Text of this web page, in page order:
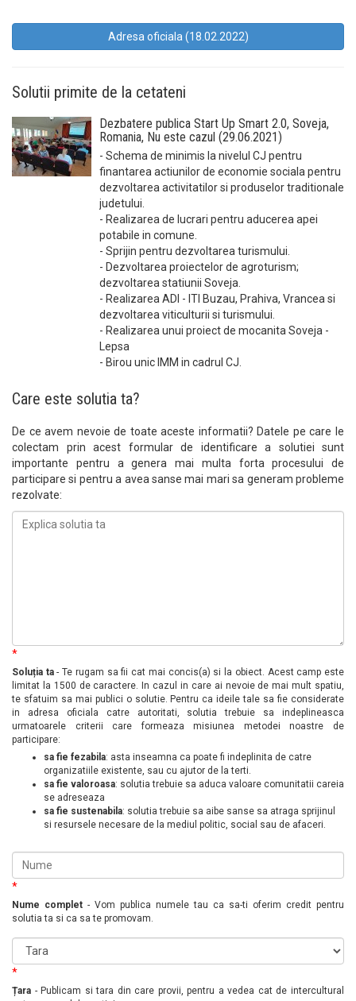
Adresa oficiala (18.02.2022)
Solutii primite de la cetateni
Dezbatere publica Start Up Smart 2.0, Soveja,
Romania, Nu este cazul (29.06.2021)
- Schema de minimis la nivelul CJ pentru
finantarea actiunilor de economie sociala pentru
dezvoltarea activitatilor si produselor traditionale
judetului.
- Realizarea de lucrari pentru aducerea apei
potabile in comune.
- Sprijin pentru dezvoltarea turismului.
- Dezvoltarea proiectelor de agroturism;
dezvoltarea statiunii Soveja.
- Realizarea ADI - ITI Buzau, Prahiva, Vrancea si
dezvoltarea viticulturii si turismului.
- Realizarea unui proiect de mocanita Soveja -
Lepsa
- Birou unic IMM in cadrul CJ.
Care este solutia ta?
De ce avem nevoie de toate aceste informatii? Datele pe care le
colectam prin acest formular de identificare a solutiei sunt
importante pentru a genera mai multa forta procesului de
participare si pentru a avea sanse mai mari sa generam probleme
rezolvate:
*
Soluția ta- Te rugam sa fii cat mai concis(a) si la obiect. Acest camp este
limitat la 1500 de caractere. In cazul in care ai nevoie de mai mult spatiu,
te sfatuim sa mai publici o solutie. Pentru ca ideile tale sa fie considerate
in adresa oficiala catre autoritati, solutia trebuie sa indeplineasca
urmatoarele criterii care formeaza misiunea metodei noastre de
participare:
sa fie fezabila: asta inseamna ca poate fi indeplinita de catre
organizatiile existente, sau cu ajutor de la terti.
sa fie valoroasa: solutia trebuie sa aduca valoare comunitatii careia
se adreseaza
sa fie sustenabila: solutia trebuie sa aibe sanse sa atraga sprijinul
si resursele necesare de la mediul politic, social sau de afaceri.
*
Nume complet - Vom publica numele tau ca sa-ti oferim credit pentru
solutia ta si ca sa te promovam.
*
Țara - Publicam si tara din care provii, pentru a vedea cat de intercultural